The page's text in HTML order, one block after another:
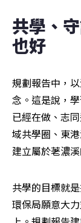
共學、
也好
規劃報告中，
念。這是說，
已經在做、志
域共學圈、東
建立屬於荖濃
共學的目標就
環保局願意大